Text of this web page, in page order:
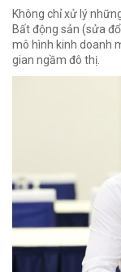
Không chỉ xử lý
Bất động sản (sửa
mô hình kinh doanh
gian ngầm đô thị.